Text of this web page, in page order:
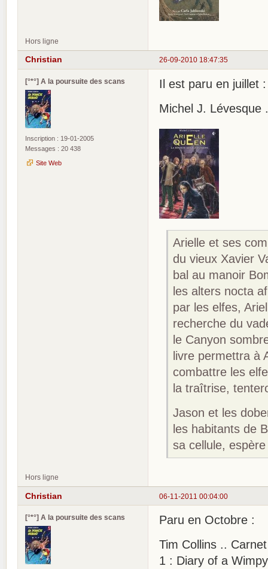
Hors ligne
26-09-2010 18:47:35
Christian
[°*°] A la poursuite des scans
Inscription : 19-01-2005
Messages : 20 438
Site Web
Il est paru en juillet :
Michel J. Lévesque
Arielle et ses
du vieux Xavier
bal au manoir
les alters nocta
par les elfes,
recherche du
le Canyon
livre permettra à
combattre les
la traîtrise,
Jason et les
les habitants de
sa cellule,
Hors ligne
06-11-2011 00:04:00
Christian
[°*°] A la poursuite des scans
Paru en Octobre :
Tim Collins ..
1 : Diary of a